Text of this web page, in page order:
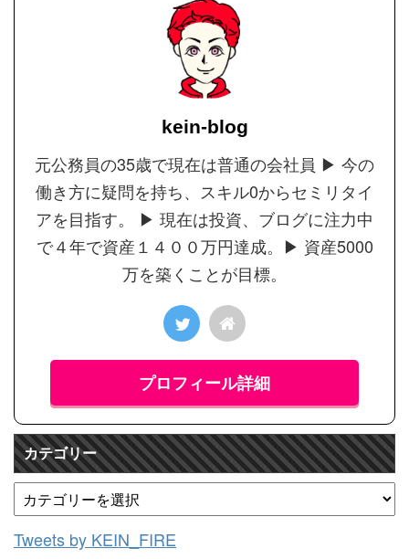
kein-blog
元公務員の35歳で現在は普通の会社員 ▶︎ 今の
働き方に疑問を持ち、スキル0からセミリタイ
アを目指す。 ▶︎ 現在は投資、ブログに注力中
で４年で資産１４００万円達成。▶︎ 資産5000
万を築くことが目標。
プロフィール詳細
カテゴリー
Tweets by KEIN_FIRE